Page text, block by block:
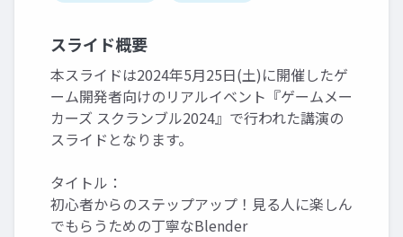
スライド概要
本スライドは2024年5月25日(土)に開催したゲ
ーム開発者向けのリアルイベント『ゲームメー
カーズ スクランブル2024』で行われた講演の
スライドとなります。
タイトル：
初心者からのステップアップ！見る人に楽しん
でもらうための丁寧なBlender